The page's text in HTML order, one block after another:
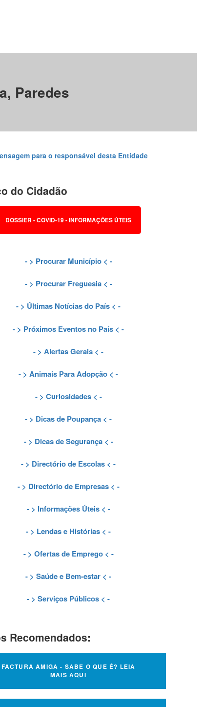
Paredes
para o responsável desta Entidade
do Cidadão
DOSSIER - COVID-19 - INFORMAÇÕES ÚTEIS
- > Procurar Município< -
- > Procurar Freguesia< -
- > Últimas Notícias do País < -
- > Próximos Eventos no País < -
- > Alertas Gerais < -
- > Animais Para Adopção < -
- > Curiosidades< -
- > Dicas de Poupança < -
- > Dicas de Segurança< -
- > Directório de Escolas < -
- > Directório de Empresas< -
- > Informações Úteis< -
- > Lendas e Histórias < -
- > Ofertas de Emprego< -
- > Saúde e Bem-estar < -
- > Serviços Públicos < -
Recomendados:
FACTURA AMIGA - SABE O QUE É? LEIA
MAIS AQUI